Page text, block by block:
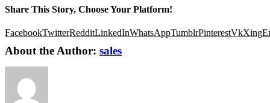
Share This Story, Choose Your Platform!
FacebookTwitterRedditLinkedInWhatsAppTumblrPinterestVkXing
About the Author: sales